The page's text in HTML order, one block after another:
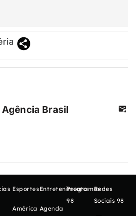
Agência Brasil
Esportes
América
Entretenimento
Agenda
Programas
98
Redes
Sociais 98